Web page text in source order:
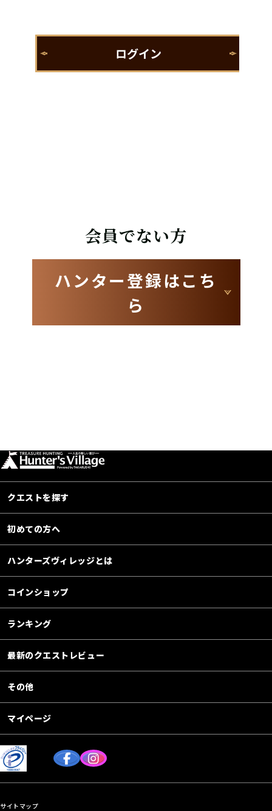
会員でない方
ハンター登録はこち
ら
クエストを探す
初めての方へ
ハンターズヴィレッジとは
コインショップ
ランキング
最新のクエストレビュー
その他
マイページ
サイトマップ